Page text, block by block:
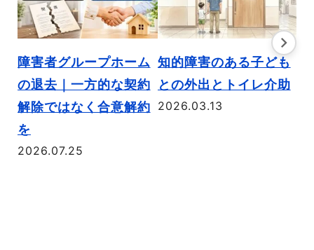
障害者グループホーム
の退去｜一方的な契約
解除ではなく合意解約
を
2026.07.25
知的障害のある子ども
との外出とトイレ介助
2026.03.13